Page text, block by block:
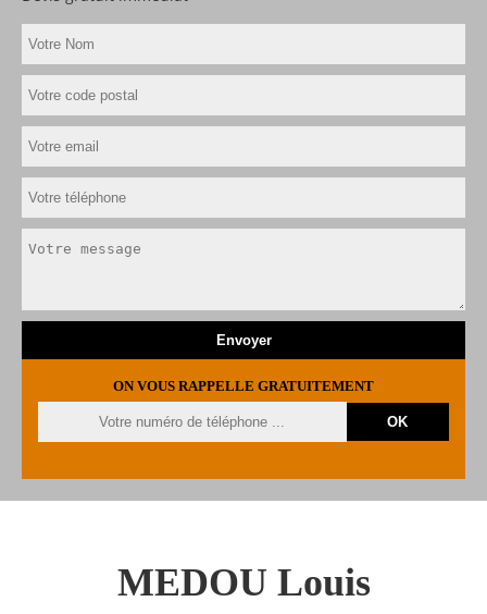
ON VOUS RAPPELLE GRATUITEMENT
MEDOU Louis